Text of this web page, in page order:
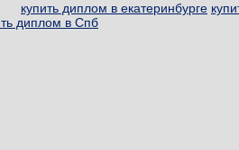
купить диплом в екатеринбурге
диплом в Спб